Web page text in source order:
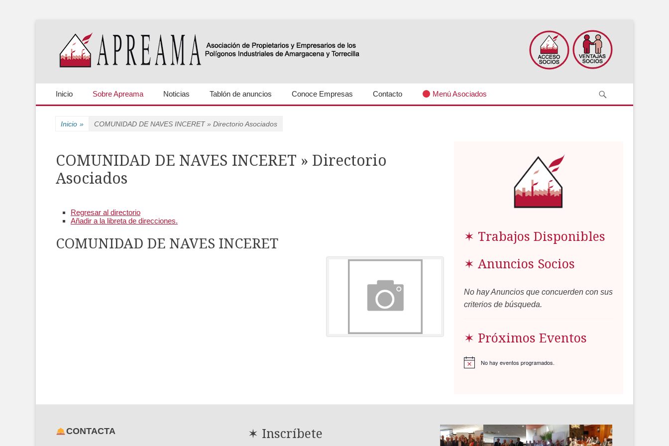
APREAMA
Asociación de Propietarios y Empresarios de los polígonos industriales Amargacena y La Torrecilla
Primary Menu
Inicio Sobre Apreama Noticias Tablón de anuncios Conoce Empresas Contacto Menú Asociados
Inicio » COMUNIDAD DE NAVES INCERET » Directorio Asociados
COMUNIDAD DE NAVES INCERET » Directorio
Asociados
Regresar al directorio
Añadir a la libreta de direcciones.
COMUNIDAD DE NAVES INCERET
✶ Trabajos Disponibles
✶ Anuncios Socios
No hay Anuncios que concuerden con sus
criterios de búsqueda.
✶ Próximos Eventos
Aviso No hay eventos programados.
CONTACTA ✶ Inscríbete